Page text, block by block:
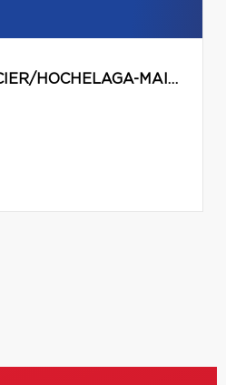
MONTRÉAL (MERCIER/HOCHELAGA-MAISONNEUVE)